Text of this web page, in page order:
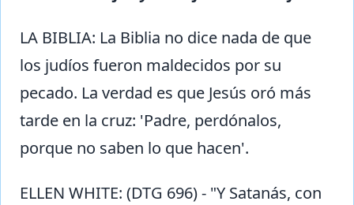
LA BIBLIA: La Biblia no dice nada de que
los judíos fueron maldecidos por su
pecado. La verdad es que Jesús oró más
tarde en la cruz: 'Padre, perdónalos,
porque no saben lo que hacen'.
ELLEN WHITE: (DTG 696) - "Y Satanás, con